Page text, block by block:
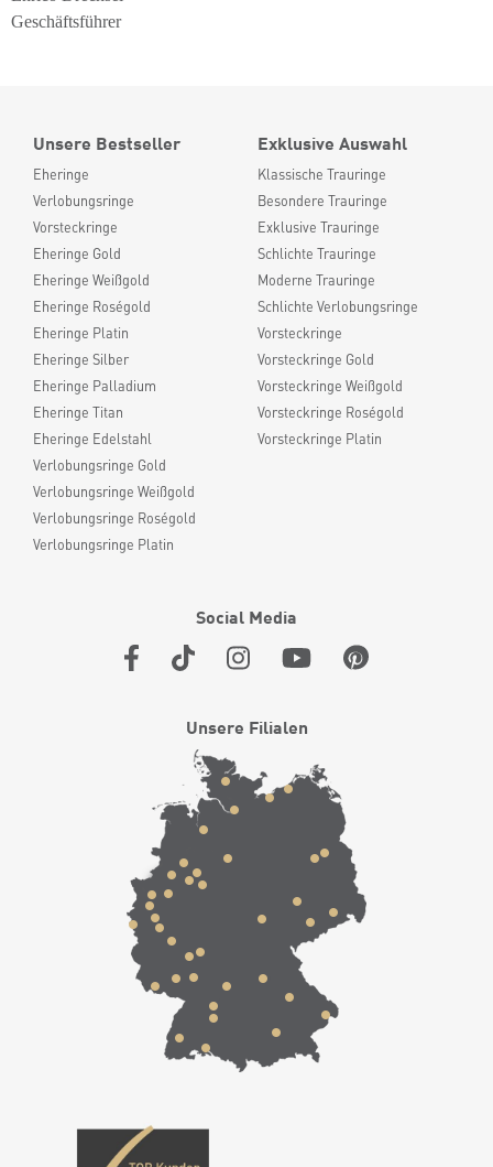
Geschäftsführer
Unsere Bestseller
Eheringe
Verlobungsringe
Vorsteckringe
Eheringe Gold
Eheringe Weißgold
Eheringe Roségold
Eheringe Platin
Eheringe Silber
Eheringe Palladium
Eheringe Titan
Eheringe Edelstahl
Verlobungsringe Gold
Verlobungsringe Weißgold
Verlobungsringe Roségold
Verlobungsringe Platin
Exklusive Auswahl
Klassische Trauringe
Besondere Trauringe
Exklusive Trauringe
Schlichte Trauringe
Moderne Trauringe
Schlichte Verlobungsringe
Vorsteckringe
Vorsteckringe Gold
Vorsteckringe Weißgold
Vorsteckringe Roségold
Vorsteckringe Platin
Social Media
Unsere Filialen